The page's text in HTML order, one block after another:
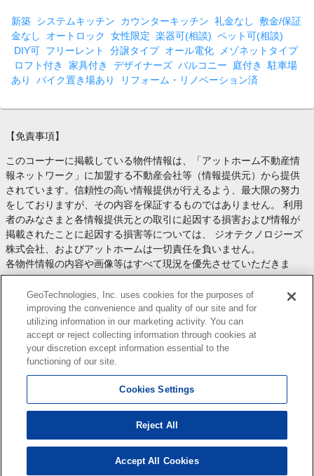
新築 システムキッチン カウンターキッチン 礼金なし
敷金/保証
金なし
オートロック 女性限定 楽器可(相談) ペット可(相談)
DIY可 フリーレント 分譲タイプ オール電化
メゾネットタイプ
ロフト付き
家具付き デザイナーズ バルコニー 庭付き
駐車場
あり
バイク置き場あり リフォーム・リノベーション済
【免責事項】
このコーナーに掲載している物件情報は、「アットホーム不動産情
報ネットワーク」に加盟する不動産会社等（情報提供元）から提供
されています。信頼性の高い情報提供が行えるよう、最大限の努力
をしておりますが、その内容を保証するものではありません。 利用
者のみなさまと各情報提供元との取引に起因する損害および情報が
掲載されたことに起因する損害等については、 ジオテクノロジーズ
株式会社、およびアットホームは一切責任を負いません。
各物件情報の内容や画像等はすべて現況を優先させていただきま
す。
お取引等（お取引の準備、資金調達等を含みます）の際には、内容
や契約条件等について、 各情報提供元より十分な説明を受け、ご自
身でご確認の上、判断してください。
このコーナーへの物件情報のご掲載、その他不動産業務ソリューシ
ョン等についての不動産会社様のお問合せはこちら
します。
Copyright(c) At Home Co.,Ltd. このサイトに掲載している情報の無断転載を禁止します。著作権
はアットホーム（株）またはその情報提供者に帰属します。
本ページはプロモーションが含まれています。
検索結果を見る
GeoTechnologies, Inc. uses cookies for the purposes of
improving the convenience and quality of our site and for
utilizing information in our marketing activity. You can
accept or reject collecting information through cookies at
your discretion except information essential to the
functioning of our site.
Cookies Settings
Reject All
Accept All Cookies